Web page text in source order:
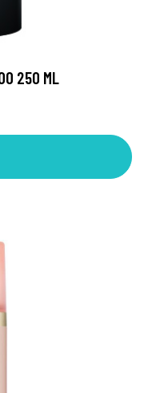
250 ML